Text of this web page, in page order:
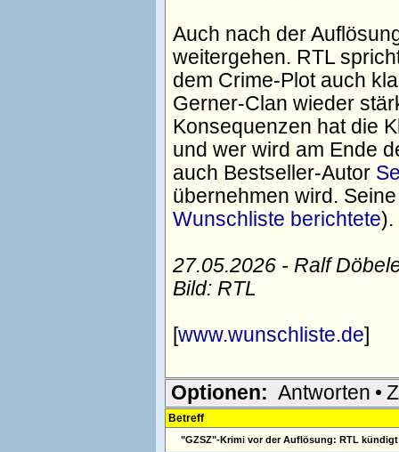
Auch nach der
weitergehen. RTL
dem Crime-Plot auch
Gerner-Clan wieder
Konsequenzen hat die
und wer wird am Ende
auch Bestseller-Autor
übernehmen wird.
Wunschliste berichtete).
27.05.2026 - Ralf
Bild: RTL
[www.wunschliste.de]
Optionen: Antworten •
Betreff
"GZSZ"-Krimi vor der Auflösung: RTL